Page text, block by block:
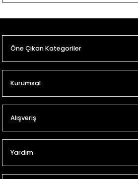
Öne Çıkan Kategoriler
Kurumsal
Alışveriş
Yardım